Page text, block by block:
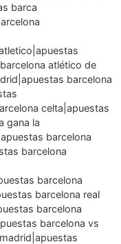
barca
atlético de
barcelona
celta|apuestas
gana la
barcelona
barcelona
barcelona
barcelona real
barcelona
barcelona vs